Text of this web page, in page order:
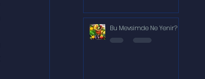
Bu Mevsimde Ne Yenir?